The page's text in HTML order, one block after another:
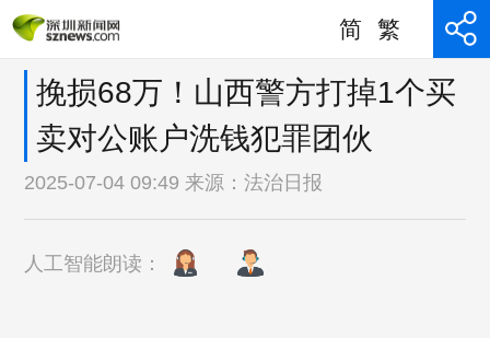
简 繁
挽损68万！山西警方打掉1个买
卖对公账户洗钱犯罪团伙
2025-07-04 09:49 来源：法治日报
人工智能朗读：